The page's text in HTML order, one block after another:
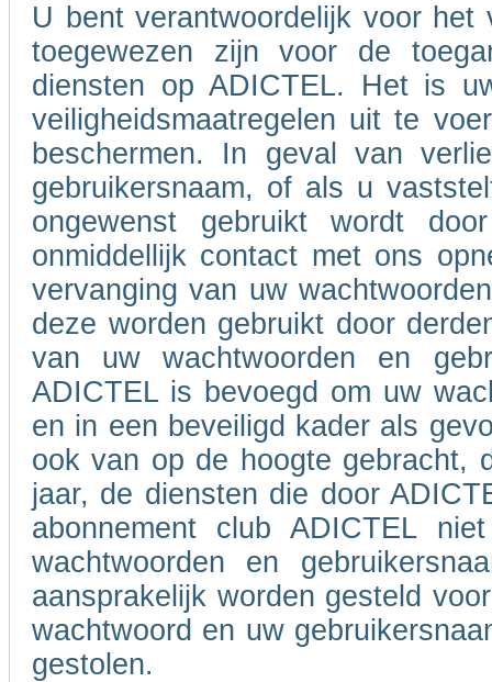
U bent verantwoordelijk voor
toegewezen zijn voor de
diensten op ADICTEL. Het is
veiligheidsmaatregelen uit te
beschermen. In geval van
gebruikersnaam, of als u
ongewenst gebruikt wordt
onmiddellijk contact met ons
vervanging van uw
deze worden gebruikt door
van uw wachtwoorden en
ADICTEL is bevoegd om uw
en in een beveiligd kader als
ook van op de hoogte gebracht,
jaar, de diensten die door
abonnement club ADICTEL
wachtwoorden en
aansprakelijk worden gesteld
wachtwoord en uw
gestolen.